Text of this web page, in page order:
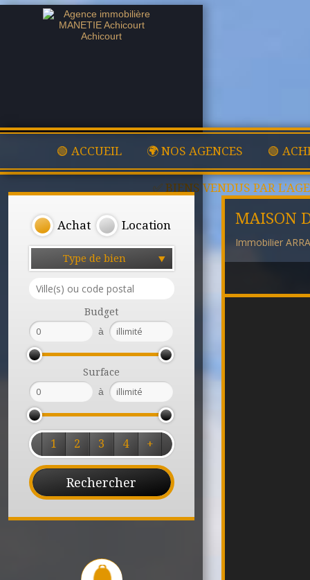
🟢 ACCUEIL 🌍 NOS AGENCES 🟢
✅ BIENS VENDUS PAR
Achat Location
Type de bien
Budget
à
Surface
à
1 2 3 4 +
MAISON
Immobilier